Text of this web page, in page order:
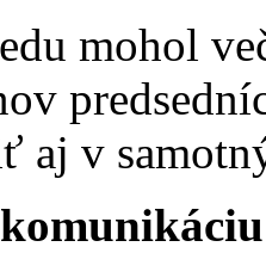
mohol
aj v